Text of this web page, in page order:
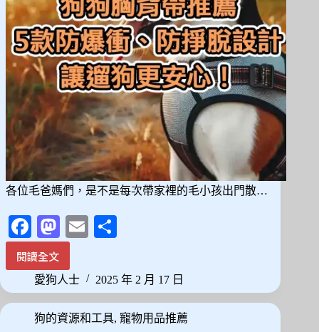
各位毛爸媽們，是不是每次帶家裡的毛小孩出門散…
Fa
ce
bo
ok
M
as
to
do
n
E
ail
閱讀全文
狗
狗
胸
背
帶
愛狗人士 2025 年 2 月 17 日
狗的資源和工具, 寵物用品推薦